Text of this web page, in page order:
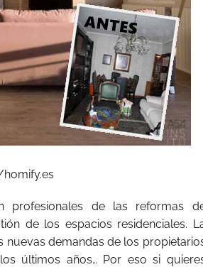
profesionales de las reformas
de los espacios residenciales.
nuevas demandas de los
últimos años… Por eso si